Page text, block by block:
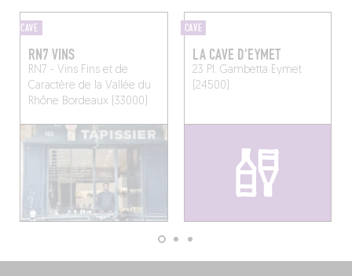
CAVE
RN7 VINS
RN7 - Vins Fins et de
Caractère de la Vallée du
Rhône Bordeaux (33000)
CAVE
LA CAVE D'EYMET
23 Pl. Gambetta Eymet
(24500)